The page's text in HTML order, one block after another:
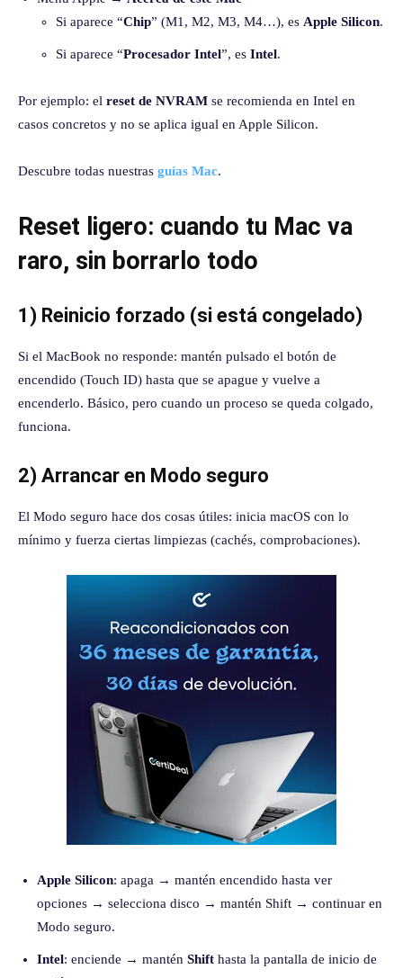
Si aparece “Chip” (M1, M2, M3, M4…), es Apple Silicon.
Si aparece “Procesador Intel”, es Intel.
Por ejemplo: el reset de NVRAM se recomienda en Intel en
casos concretos y no se aplica igual en Apple Silicon.
Descubre todas nuestras guías Mac.
Reset ligero: cuando tu Mac va
raro, sin borrarlo todo
1) Reinicio forzado (si está congelado)
Si el MacBook no responde: mantén pulsado el botón de
encendido (Touch ID) hasta que se apague y vuelve a
encenderlo. Básico, pero cuando un proceso se queda colgado,
funciona.
2) Arrancar en Modo seguro
El Modo seguro hace dos cosas útiles: inicia macOS con lo
mínimo y fuerza ciertas limpiezas (cachés, comprobaciones).
Apple Silicon: apaga → mantén encendido hasta ver
opciones → selecciona disco → mantén Shift → continuar en
Modo seguro.
Intel: enciende → mantén Shift hasta la pantalla de inicio de